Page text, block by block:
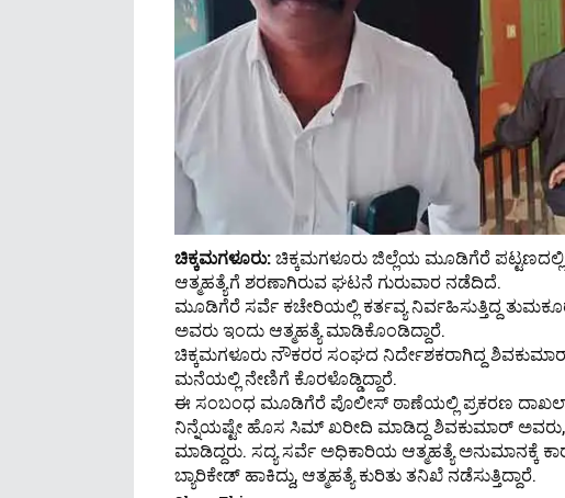
ಚಿಕ್ಕಮಗಳೂರು:ಚಿಕ್ಕಮಗಳೂರು ಜಿಲ್ಲೆಯ ಮೂಡಿಗೆರೆ
ಆತ್ಮಹತ್ಯೆಗೆ ಶರಣಾಗಿರುವ ಘಟನೆ ಗುರುವಾರ ನಡೆದಿದೆ.
ಮೂಡಿಗೆರೆ ಸರ್ವೆ ಕಚೇರಿಯಲ್ಲಿ ಕರ್ತವ್ಯ ನಿರ್ವಹಿಸುತ್ತಿದ್ದ
ಅವರು ಇಂದು ಆತ್ಮಹತ್ಯೆ ಮಾಡಿಕೊಂಡಿದ್ದಾರೆ.
ಚಿಕ್ಕಮಗಳೂರು ನೌಕರರ‌‌ ಸಂಘದ ನಿರ್ದೇಶಕರಾಗಿದ್ದ
ಮನೆಯಲ್ಲಿ ನೇಣಿಗೆ ಕೊರಳೊಡ್ಡಿದ್ದಾರೆ.
ಈ ಸಂಬಂಧ ಮೂಡಿಗೆರೆ ಪೊಲೀಸ್ ಠಾಣೆಯಲ್ಲಿ ಪ್ರಕರಣ
ನಿನ್ನೆಯಷ್ಟೇ ಹೊಸ ಸಿಮ್‌ ಖರೀದಿ ಮಾಡಿದ್ದ ಶಿವಕುಮಾರ್‌
ಮಾಡಿದ್ದರು. ಸದ್ಯ ಸರ್ವೆ ಅಧಿಕಾರಿಯ ಆತ್ಮಹತ್ಯೆ
ಬ್ಯಾರಿಕೇಡ್ ಹಾಕಿದ್ದು, ಆತ್ಮಹತ್ಯೆ ಕುರಿತು ತನಿಖೆ ನಡೆಸುತ್ತಿದ್ದಾರೆ.